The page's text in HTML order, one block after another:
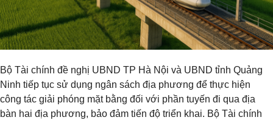
Bộ Tài chính đề nghị UBND TP Hà Nội và UBND tỉnh Quảng
Ninh tiếp tục sử dụng ngân sách địa phương để thực hiện
công tác giải phóng mặt bằng đối với phần tuyến đi qua địa
bàn hai địa phương, bảo đảm tiến độ triển khai. Bộ Tài chính